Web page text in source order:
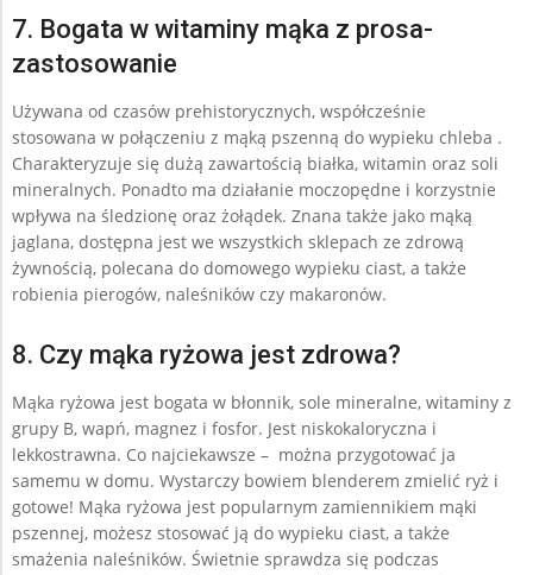
7. Bogata w witaminy mąka z prosa-
zastosowanie
Używana od czasów prehistorycznych, współcześnie
stosowana w połączeniu z mąką pszenną do wypieku chleba .
Charakteryzuje się dużą zawartością białka, witamin oraz soli
mineralnych. Ponadto ma działanie moczopędne i korzystnie
wpływa na śledzionę oraz żołądek. Znana także jako mąką
jaglana, dostępna jest we wszystkich sklepach ze zdrową
żywnością, polecana do domowego wypieku ciast, a także
robienia pierogów, naleśników czy makaronów.
8. Czy mąka ryżowa jest zdrowa?
Mąka ryżowa jest bogata w błonnik, sole mineralne, witaminy z
grupy B, wapń, magnez i fosfor. Jest niskokaloryczna i
lekkostrawna. Co najciekawsze – można przygotować ja
samemu w domu. Wystarczy bowiem blenderem zmielić ryż i
gotowe! Mąka ryżowa jest popularnym zamiennikiem mąki
pszennej, możesz stosować ją do wypieku ciast, a także
smażenia naleśników. Świetnie sprawdza się podczas